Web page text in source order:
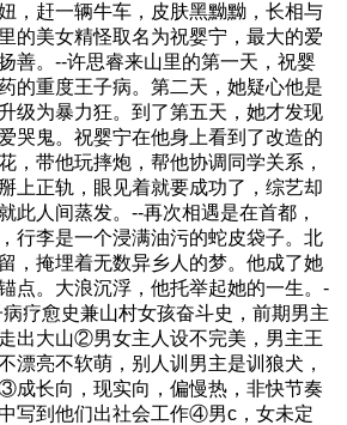
，赶一辆牛车，皮肤黑黝黝，长相与
的美女精怪取名为祝婴宁，最大的爱
善。--许思睿来山里的第一天，祝婴
的重度王子病。第二天，她疑心他是
级为暴力狂。到了第五天，她才发现
哭鬼。祝婴宁在他身上看到了改造的
，带他玩摔炮，帮他协调同学关系，
上正轨，眼见着就要成功了，综艺却
此人间蒸发。--再次相遇是在首都，
行李是一个浸满油污的蛇皮袋子。北
，掩埋着无数异乡人的梦。他成了她
点。大浪沉浮，他托举起她的一生。-
疗愈史兼山村女孩奋斗史，前期男主
出大山②男女主人设不完美，男主王
漂亮不软萌，别人训男主是训狼犬，
成长向，现实向，偏慢热，非快节奏
写到他们出社会工作④男c，女未定